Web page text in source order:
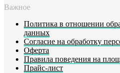
Важное
Политика в отношении
данных
Согласие на обработку
Оферта
Правила поведения на
Прайс-лист